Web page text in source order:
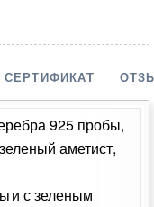
СЕРТИФИКАТ
925 пробы,
аметист,
с зеленым